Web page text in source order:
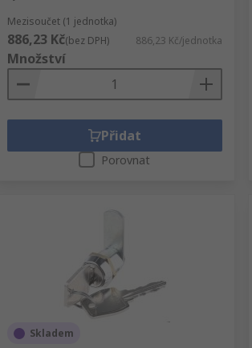
Mezisoučet (1 jednotka)
886,23 Kč(bez DPH) 886,23 Kč/jednotka
Množství
Přidat
Porovnat
Skladem